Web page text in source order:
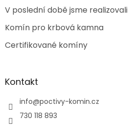
V poslední době jsme realizovali
Komín pro krbová kamna
Certifikované komíny
Kontakt
info@poctivy-komin.cz
730 118 893